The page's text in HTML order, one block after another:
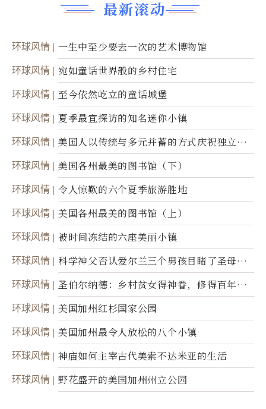
最新滚动
环球风情 一生中至少要去一次的艺术博物馆
环球风情 宛如童话世界般的乡村住宅
环球风情 至今依然屹立的童话城堡
环球风情 夏季最宜探访的知名迷你小镇
环球风情
美国人以传统与多元并蓄的方式庆祝独立日2
50周年
环球风情 美国各州最美的图书馆（下）
环球风情 令人惊歎的六个夏季旅游胜地
环球风情 美国各州最美的图书馆（上）
环球风情 被时间冻结的六座美丽小镇
环球风情
科学神父否认爱尔兰三个男孩目睹了圣母显
灵
环球风情
圣伯尔纳德：乡村贫女得神眷，修得百年不
腐身
环球风情 美国加州红杉国家公园
环球风情 美国加州最令人放松的八个小镇
环球风情 神庙如何主宰古代美索不达米亚的生活
环球风情 野花盛开的美国加州州立公园